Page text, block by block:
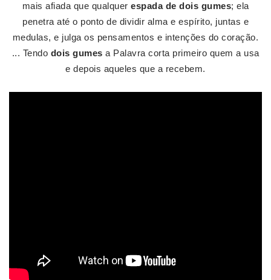
mais afiada que qualquer espada de dois gumes; ela
penetra até o ponto de dividir alma e espírito, juntas e
medulas, e julga os pensamentos e intenções do coração.
... Tendo dois gumes a Palavra corta primeiro quem a usa
e depois aqueles que a recebem.